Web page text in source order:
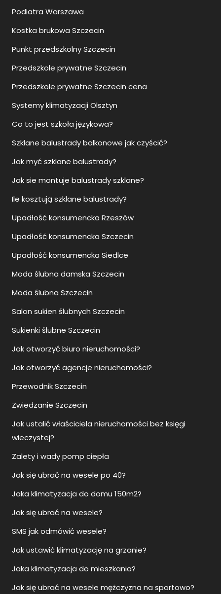
Podiatra Warszawa
Kostka brukowa Szczecin
Punkt przedszkolny Szczecin
Przedszkole prywatne Szczecin
Przedszkole prywatne Szczecin cena
Systemy klimatyzacji Olsztyn
Co to jest szkoła językowa?
Szklane balustrady balkonowe jak czyścić?
Jak myć szklane balustrady?
Jak sie montuje balustrady szklane?
Ile kosztują szklane balustrady?
Upadłość konsumencka Rzeszów
Upadłość konsumencka Szczecin
Upadłość konsumencka Siedlce
Moda ślubna damska Szczecin
Moda ślubna Szczecin
Salon sukien ślubnych Szczecin
Sukienki ślubne Szczecin
Jak otworzyć biuro nieruchomości?
Jak otworzyć agencje nieruchomości?
Przewodnik Szczecin
Zwiedzanie Szczecin
Jak ustalić właściciela nieruchomości bez księgi
wieczystej?
Zalety i wady pomp ciepła
Jak się ubrać na wesele po 40?
Jaka klimatyzacja do domu 150m2?
Jak się ubrać na wesele?
SMS jak odmówić wesele?
Jak ustawić klimatyzację na grzanie?
Jaka klimatyzacja do mieszkania?
Jak się ubrać na wesele mężczyzna na sportowo?